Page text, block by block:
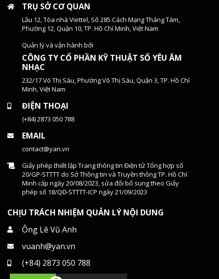
TRỤ SỞ CƠ QUAN
Lầu 12, Tòa nhà Viettel, Số 285 Cách Mạng Tháng Tám,
Phường 12, Quận 10, TP. Hồ Chí Minh, Việt Nam
Quản lý và vận hành bởi
CÔNG TY CỔ PHẦN KỸ THUẬT SỐ YÊU ÂM
NHẠC
232/17 Võ Thị Sáu, Phường Võ Thị Sáu, Quận 3, TP. Hồ Chí
Minh, Việt Nam
ĐIỆN THOẠI
(+84) 2873 050 788
EMAIL
contact@yan.vn
Giấy phép thiết lập Trang thông tin Điện tử Tổng hợp số
20/GP-STTTT do Sở Thông tin và Truyền thông TP. Hồ Chí
Minh cấp ngày 20/08/2023, sửa đổi bổ sung theo Giấy
phép số 18/QĐ-STTTT-ICP ngày 21/09/2023
CHỊU TRÁCH NHIỆM QUẢN LÝ NỘI DUNG
Ông Lê Vũ Anh
vuanh@yan.vn
(+84) 2873 050 788